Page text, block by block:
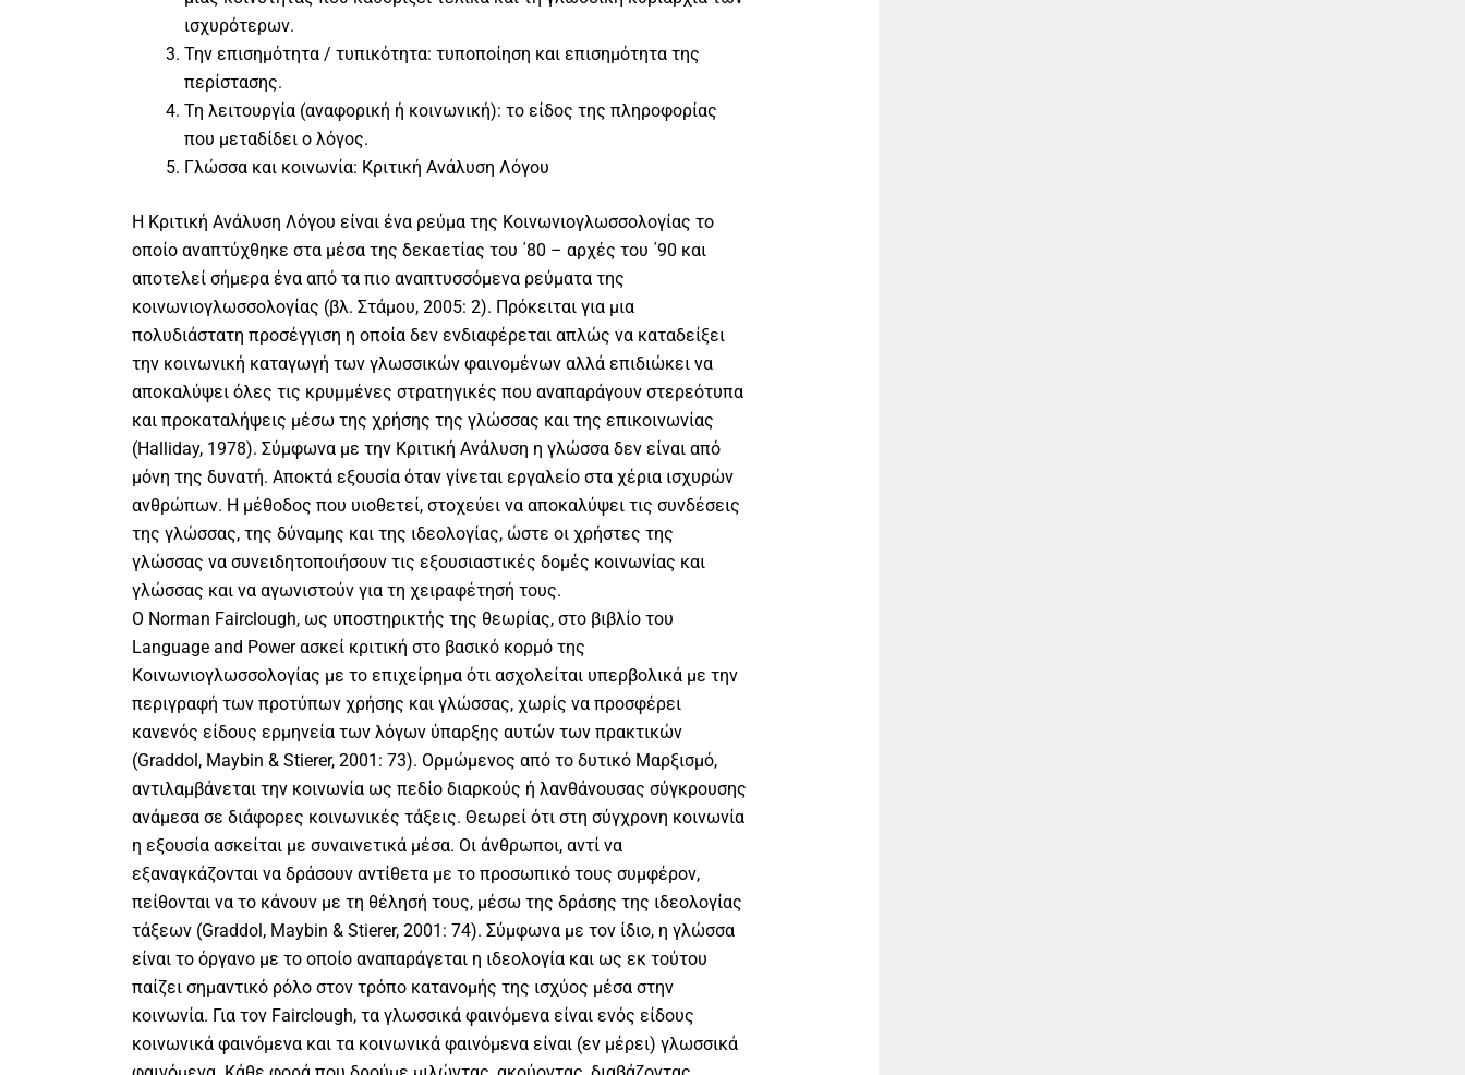
ισχυρότερων.
Την επισημότητα / τυπικότητα: τυποποίηση και επισημότητα της
περίστασης.
Τη λειτουργία (αναφορική ή κοινωνική): το είδος της πληροφορίας
που μεταδίδει ο λόγος.
Γλώσσα και κοινωνία: Κριτική Ανάλυση Λόγου
Η Κριτική Ανάλυση Λόγου είναι ένα ρεύμα της Κοινωνιογλωσσολογίας το
οποίο αναπτύχθηκε στα μέσα της δεκαετίας του ΄80 – αρχές του ΄90 και
αποτελεί σήμερα ένα από τα πιο αναπτυσσόμενα ρεύματα της
κοινωνιογλωσσολογίας (βλ. Στάμου, 2005: 2). Πρόκειται για μια
πολυδιάστατη προσέγγιση η οποία δεν ενδιαφέρεται απλώς να καταδείξει
την κοινωνική καταγωγή των γλωσσικών φαινομένων αλλά επιδιώκει να
αποκαλύψει όλες τις κρυμμένες στρατηγικές που αναπαράγουν στερεότυπα
και προκαταλήψεις μέσω της χρήσης της γλώσσας και της επικοινωνίας
(Halliday, 1978). Σύμφωνα με την Κριτική Ανάλυση η γλώσσα δεν είναι από
μόνη της δυνατή. Αποκτά εξουσία όταν γίνεται εργαλείο στα χέρια ισχυρών
ανθρώπων. Η μέθοδος που υιοθετεί, στοχεύει να αποκαλύψει τις συνδέσεις
της γλώσσας, της δύναμης και της ιδεολογίας, ώστε οι χρήστες της
γλώσσας να συνειδητοποιήσουν τις εξουσιαστικές δομές κοινωνίας και
γλώσσας και να αγωνιστούν για τη χειραφέτησή τους.
Ο Norman Fairclough, ως υποστηρικτής της θεωρίας, στο βιβλίο του
Language and Power ασκεί κριτική στο βασικό κορμό της
Κοινωνιογλωσσολογίας με το επιχείρημα ότι ασχολείται υπερβολικά με την
περιγραφή των προτύπων χρήσης και γλώσσας, χωρίς να προσφέρει
κανενός είδους ερμηνεία των λόγων ύπαρξης αυτών των πρακτικών
(Graddol, Maybin & Stierer, 2001: 73). Ορμώμενος από το δυτικό Μαρξισμό,
αντιλαμβάνεται την κοινωνία ως πεδίο διαρκούς ή λανθάνουσας σύγκρουσης
ανάμεσα σε διάφορες κοινωνικές τάξεις. Θεωρεί ότι στη σύγχρονη κοινωνία
η εξουσία ασκείται µε συναινετικά μέσα. Οι άνθρωποι, αντί να
εξαναγκάζονται να δράσουν αντίθετα µε το προσωπικό τους συμφέρον,
πείθονται να το κάνουν µε τη θέλησή τους, µέσω της δράσης της ιδεολογίας
τάξεων (Graddol, Maybin & Stierer, 2001: 74). Σύμφωνα µε τον ίδιο, η γλώσσα
είναι το όργανο µε το οποίο αναπαράγεται η ιδεολογία και ως εκ τούτου
παίζει σημαντικό ρόλο στον τρόπο κατανομής της ισχύος μέσα στην
κοινωνία. Για τον Fairclough, τα γλωσσικά φαινόμενα είναι ενός είδους
κοινωνικά φαινόμενα και τα κοινωνικά φαινόμενα είναι (εν μέρει) γλωσσικά